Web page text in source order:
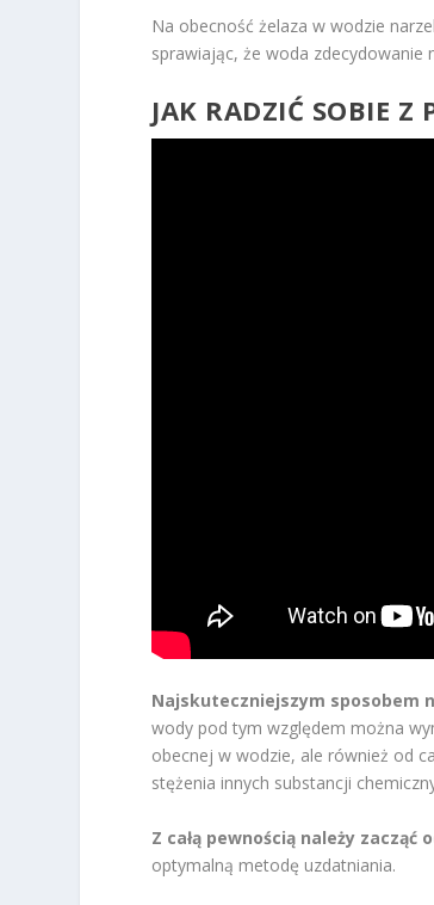
Na obecność żelaza w wodzie
sprawiając, że woda zdecydowanie
JAK RADZIĆ SOBIE Z
Najskuteczniejszym sposobem
wody pod tym względem można
obecnej w wodzie, ale również od
stężenia innych substancji
Z całą pewnością należy
optymalną metodę uzdatniania.